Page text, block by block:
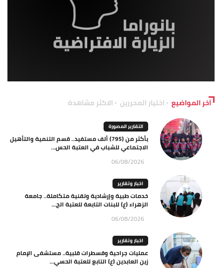
آخر المواضيع اختيار المحررين الاكثر مشاهدة
التقارير المصورة
بأكثر من (795) ألف مستفيد.. قسم التنمية والتأهيل
الاجتماعي للشباب في العتبة الحس...
06/08/2026
اخبار وتقارير
خدمات طبية وإرشادية وتقنية متكاملة.. جامعة
الزهراء (ع) للبنات التابعة للعتبة الح...
06/08/2026
اخبار وتقارير
عمليات جراحية وقسطرات قلبية.. مستشفى الإمام
زين العابدين (ع) التابع للعتبة الحسي...